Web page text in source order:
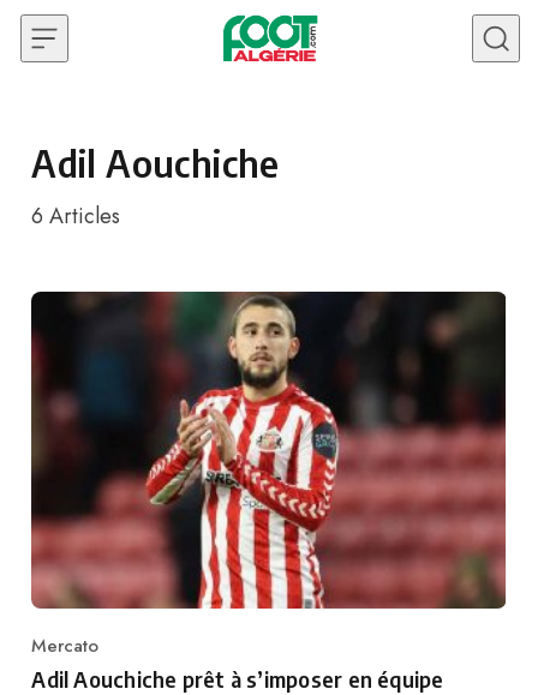
Skip to content
Adil Aouchiche
6 Articles
Category
Mercato
Adil Aouchiche prêt à s’imposer en équipe